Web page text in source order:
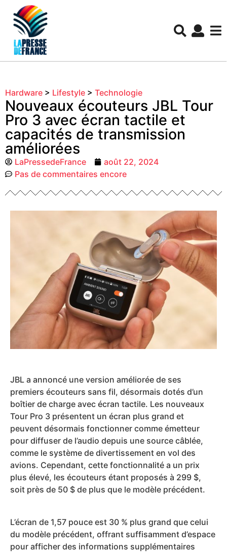
Hardware > Lifestyle > Technologie
Nouveaux écouteurs JBL Tour
Pro 3 avec écran tactile et
capacités de transmission
améliorées
LaPressedeFrance
août 22, 2024
Pas de commentaires encore
JBL a annoncé une version améliorée de ses
premiers écouteurs sans fil, désormais dotés d’un
boîtier de charge avec écran tactile. Les nouveaux
Tour Pro 3 présentent un écran plus grand et
peuvent désormais fonctionner comme émetteur
pour diffuser de l’audio depuis une source câblée,
comme le système de divertissement en vol des
avions. Cependant, cette fonctionnalité a un prix
plus élevé, les écouteurs étant proposés à 299 $,
soit près de 50 $ de plus que le modèle précédent.
L’écran de 1,57 pouce est 30 % plus grand que celui
du modèle précédent, offrant suffisamment d’espace
pour afficher des informations supplémentaires